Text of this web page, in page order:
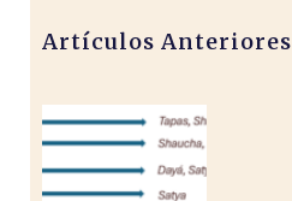
Artículos Anteriores